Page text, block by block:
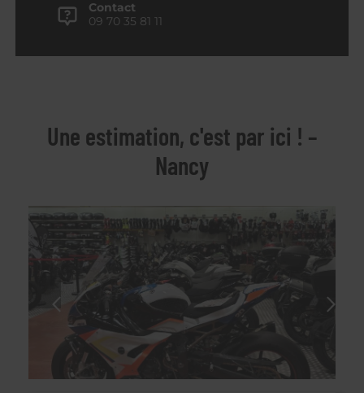
Contact
09 70 35 81 11
Une estimation, c'est par ici ! –
Nancy